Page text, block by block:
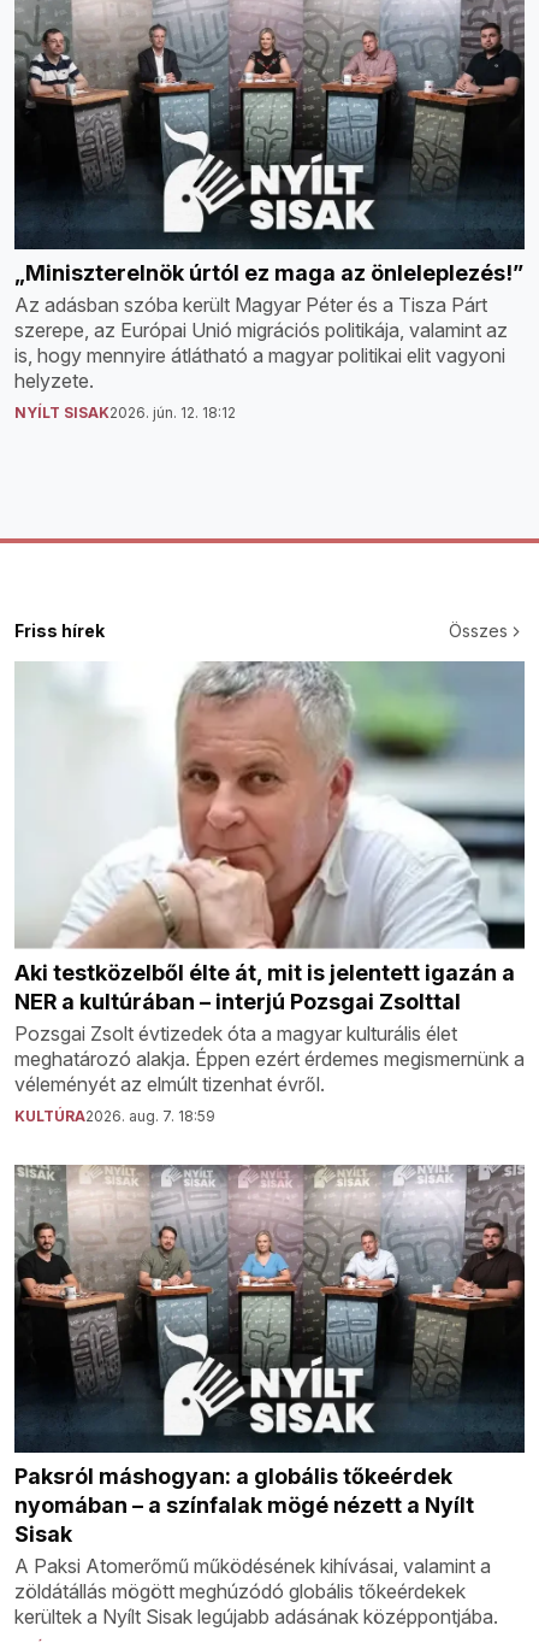
„Miniszterelnök úrtól ez maga az önleleplezés!”
Az adásban szóba került Magyar Péter és a Tisza Párt
szerepe, az Európai Unió migrációs politikája, valamint az
is, hogy mennyire átlátható a magyar politikai elit vagyoni
helyzete.
NYÍLT SISAK2026. jún. 12. 18:12
Friss hírek Összes
Aki testközelből élte át, mit is jelentett igazán a
NER a kultúrában – interjú Pozsgai Zsolttal
Pozsgai Zsolt évtizedek óta a magyar kulturális élet
meghatározó alakja. Éppen ezért érdemes megismernünk a
véleményét az elmúlt tizenhat évről.
KULTÚRA2026. aug. 7. 18:59
Paksról máshogyan: a globális tőkeérdek
nyomában – a színfalak mögé nézett a Nyílt
Sisak
A Paksi Atomerőmű működésének kihívásai, valamint a
zöldátállás mögött meghúzódó globális tőkeérdekek
kerültek a Nyílt Sisak legújabb adásának középpontjába.